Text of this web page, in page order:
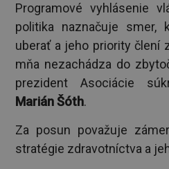
Programové vyhlásenie
politika naznačuje smer,
uberať a jeho priority člení
mňa nezachádza do
prezident Asociácie
Marián Šóth.
Za posun považuje
stratégie zdravotníctva a